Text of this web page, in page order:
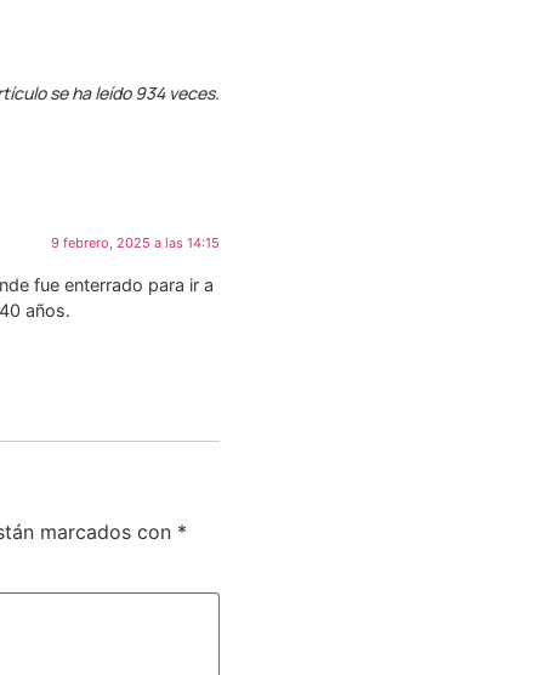
se ha leído 934 veces.
9 febrero, 2025 a las 14:15
fue enterrado para ir a
años.
marcados con *